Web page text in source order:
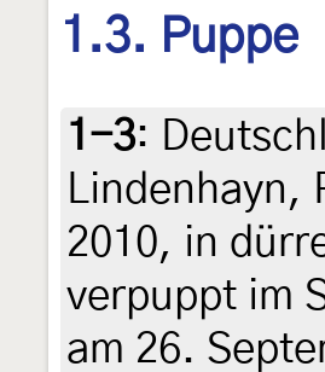
1.3. Puppe
1-3:
Lindenhayn,
2010, in
verpuppt im
am 26.